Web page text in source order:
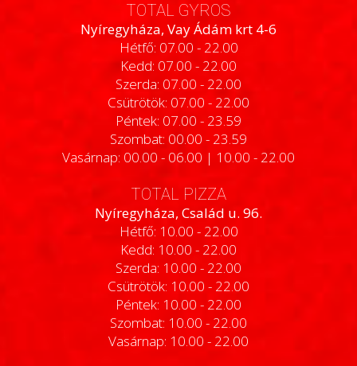
TOTAL GYROS
Nyíregyháza, Vay Ádám krt 4-6
Hétfő: 07.00 - 22.00
Kedd: 07.00 - 22.00
Szerda: 07.00 - 22.00
Csütrötök: 07.00 - 22.00
Péntek: 07.00 - 23.59
Szombat: 00.00 - 23.59
Vasárnap: 00.00 - 06.00 | 10.00 - 22.00
TOTAL PIZZA
Nyíregyháza, Család u. 96.
Hétfő: 10.00 - 22.00
Kedd: 10.00 - 22.00
Szerda: 10.00 - 22.00
Csütrötök: 10.00 - 22.00
Péntek: 10.00 - 22.00
Szombat: 10.00 - 22.00
Vasárnap: 10.00 - 22.00